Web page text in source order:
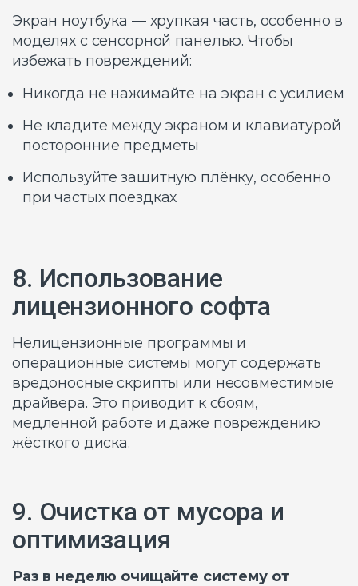
Экран ноутбука — хрупкая часть, особенно в
моделях с сенсорной панелью. Чтобы
избежать повреждений:
Никогда не нажимайте на экран с усилием
Не кладите между экраном и клавиатурой
посторонние предметы
Используйте защитную плёнку, особенно
при частых поездках
8. Использование
лицензионного софта
Нелицензионные программы и
операционные системы могут содержать
вредоносные скрипты или несовместимые
драйвера. Это приводит к сбоям,
медленной работе и даже повреждению
жёсткого диска.
9. Очистка от мусора и
оптимизация
Раз в неделю очищайте систему от